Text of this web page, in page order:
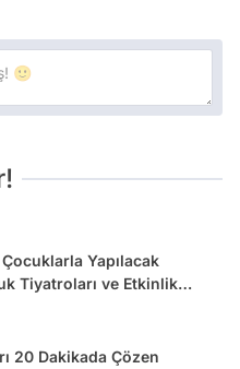
Yapılacak
Tiyatroları ve Etkinlik
20 Dakikada Çözen